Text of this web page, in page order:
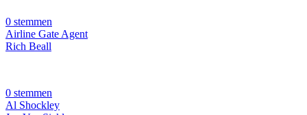
0 stemmen
Airline Gate Agent
Rich Beall
0 stemmen
Al Shockley